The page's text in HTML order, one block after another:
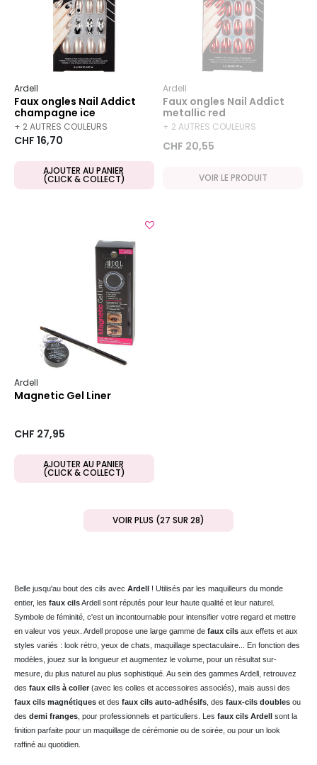
Ardell
Faux ongles Nail Addict
champagne ice
+ 2 AUTRES COULEURS
DISPONIBLES
CHF 16,70
AJOUTER AU PANIER
(CLICK & COLLECT)
Ardell
Faux ongles Nail Addict
metallic red
+ 2 AUTRES COULEURS
DISPONIBLES
CHF 20,55
VOIR LE PRODUIT
Ardell
Magnetic Gel Liner
CHF 27,95
AJOUTER AU PANIER
(CLICK & COLLECT)
VOIR PLUS (27 SUR 28)
Belle jusqu'au bout des cils avec Ardell ! Utilisés par les maquilleurs du monde
entier, les faux cilsArdell sont réputés pour leur haute qualité et leur naturel.
Symbole de féminité, c'est un incontournable pour intensifier votre regard et mettre
en valeur vos yeux. Ardell propose une large gamme de faux cils aux effets et aux
styles variés : look rétro, yeux de chats, maquillage spectaculaire... En fonction des
modèles, jouez sur la longueur et augmentez le volume, pour un résultat sur-
mesure, du plus naturel au plus sophistiqué. Au sein des gammes Ardell, retrouvez
des faux cils à coller (avec les colles et accessoires associés), mais aussi des
faux cils magnétiques et des faux cils auto-adhésifs , des faux-cils doubles ou
des demi franges , pour professionnels et particuliers. Les faux cils Ardell sont la
finition parfaite pour un maquillage de cérémonie ou de soirée, ou pour un look
raffiné au quotidien.